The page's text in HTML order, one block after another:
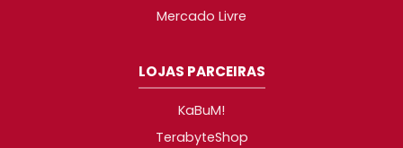
Mercado Livre
LOJAS PARCEIRAS
KaBuM!
TerabyteShop